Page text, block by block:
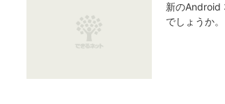
新のAndroid
でしょうか。